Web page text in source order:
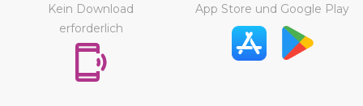
Kein Download
erforderlich
App Store und Google Play